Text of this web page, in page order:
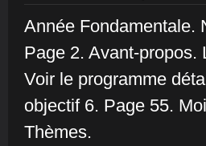
Année Fondamentale.
Page 2. Avant-propos.
Voir le programme
objectif 6. Page 55.
Thèmes.